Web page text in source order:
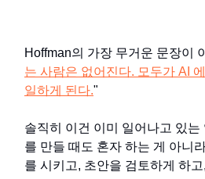
Hoffman의 가장 무거운 문장이
는 사람은 없어진다. 모두가 AI
일하게 된다."
솔직히 이건 이미 일어나고 있는
를 만들 때도 혼자 하는 게 아니
를 시키고, 초안을 검토하게 하